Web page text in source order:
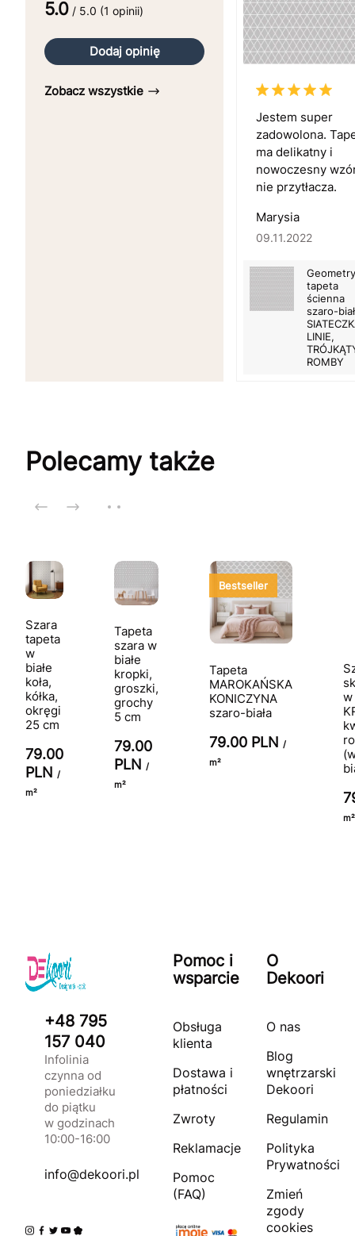
5.0 / 5.0 (1 opinii)
Dodaj opinię
Zobacz wszystkie
Jestem super
zadowolona.
ma delikatny i
nowoczesny
nie przytłacza.
Marysia
09.11.2022
tapeta
ścienna
szaro-
LINIE,
ROMBY
Polecamy także
Szara
tapeta
w
białe
koła,
kółka,
okręgi
25 cm
79.00
PLN /
m²
Tapeta
szara w
białe
kropki,
groszki,
grochy
5 cm
79.00
PLN /
m²
Bestseller
Tapeta
MAROKAŃSKA
KONICZYNA
szaro-biała
79.00 PLN /
m²
w
m²
+48 795
157 040
Infolinia
czynna od
poniedziałku
do piątku
w godzinach
10:00-16:00
info@dekoori.pl
Pomoc i
wsparcie
Obsługa
klienta
Dostawa i
płatności
Zwroty
Reklamacje
Pomoc
(FAQ)
O
Dekoori
O nas
Blog
wnętrzarski
Dekoori
Regulamin
Polityka
Prywatności
Zmień
zgody
cookies